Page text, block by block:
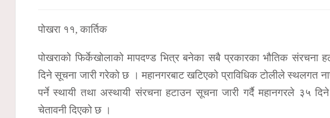
पोखरा ११, कार्तिक
पोखराको फिर्केखोलाको मापदण्ड भित्र बनेका सबै प्रकारका भौतिक संरचना
दिने सूचना जारी गरेको छ । महानगरबाट खटिएको प्राविधिक टोलीले स्थलगत
पर्ने स्थायी तथा अस्थायी संरचना हटाउन सूचना जारी गर्दै महानगरले ३५
चेतावनी दिएको छ ।